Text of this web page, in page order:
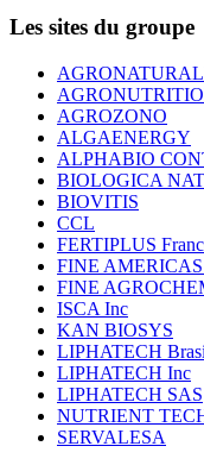
Les sites du groupe
AGROZONO
ALGAENERGY
ALPHABIO
BIOLOGICA
BIOVITIS
CCL
FERTIPLUS
FINE
FINE
ISCA Inc
KAN BIOSYS
LIPHATECH
LIPHATECH Inc
LIPHATECH SAS
NUTRIENT
SERVALESA